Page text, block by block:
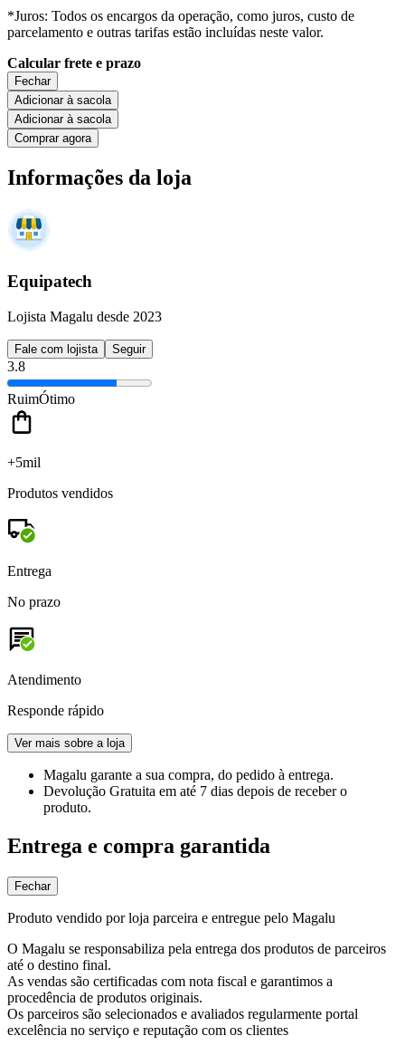
*Juros: Todos os encargos da operação, como juros, custo de
parcelamento e outras tarifas estão incluídas neste valor.
Calcular frete e prazo
Fechar
Adicionar à sacola
Adicionar à sacola
Comprar agora
Informações da loja
Equipatech
Lojista Magalu desde 2023
Fale com lojista Seguir
3.8
RuimÓtimo
+5mil
Produtos vendidos
Entrega
No prazo
Atendimento
Responde rápido
Ver mais sobre a loja
Magalu garante a sua compra, do pedido à entrega.
Devolução Gratuita em até 7 dias depois de receber o
produto.
Entrega e compra garantida
Fechar
Produto vendido por loja parceira e entregue pelo Magalu
O Magalu se responsabiliza pela entrega dos produtos de parceiros
até o destino final.
As vendas são certificadas com nota fiscal e garantimos a
procedência de produtos originais.
Os parceiros são selecionados e avaliados regularmente portal
excelência no serviço e reputação com os clientes